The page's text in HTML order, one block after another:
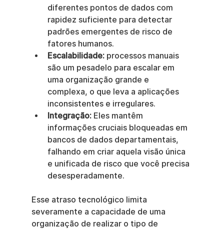
diferentes pontos de dados com
rapidez suficiente para detectar
padrões emergentes de risco de
fatores humanos.
Escalabilidade: processos manuais
são um pesadelo para escalar em
uma organização grande e
complexa, o que leva a aplicações
inconsistentes e irregulares.
Integração: Eles mantêm
informações cruciais bloqueadas em
bancos de dados departamentais,
falhando em criar aquela visão única
e unificada de risco que você precisa
desesperadamente.
Esse atraso tecnológico limita
severamente a capacidade de uma
organização de realizar o tipo de